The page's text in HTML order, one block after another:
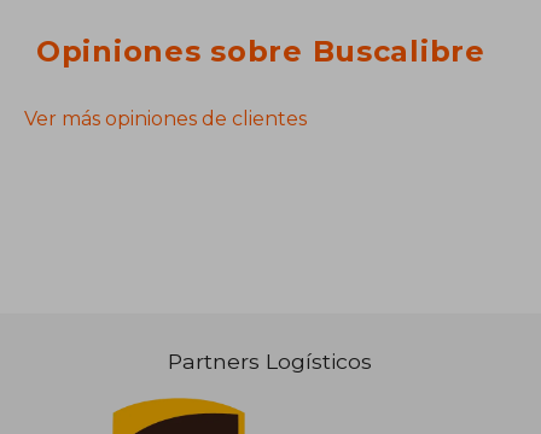
Opiniones sobre Buscalibre
Ver más opiniones de clientes
Partners Logísticos